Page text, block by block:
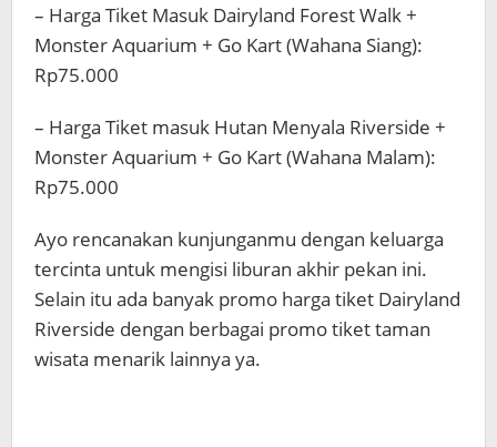
– Harga Tiket Masuk Dairyland Forest Walk +
Monster Aquarium + Go Kart (Wahana Siang):
Rp75.000
– Harga Tiket masuk Hutan Menyala Riverside +
Monster Aquarium + Go Kart (Wahana Malam):
Rp75.000
Ayo rencanakan kunjunganmu dengan keluarga
tercinta untuk mengisi liburan akhir pekan ini.
Selain itu ada banyak promo harga tiket Dairyland
Riverside dengan berbagai promo tiket taman
wisata menarik lainnya ya.